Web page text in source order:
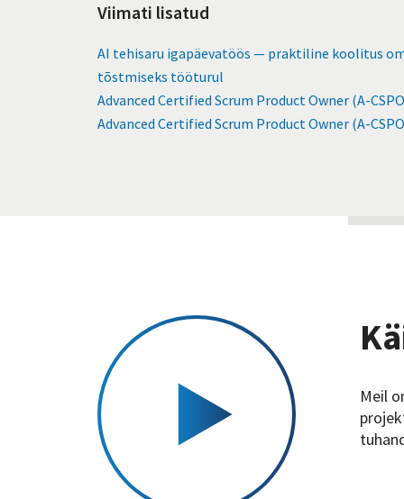
Viimati lisatud
AI tehisaru igapäevatöös — praktiline koolitus
tõstmiseks tööturul
Advanced Certified Scrum Product Owner (A-
Advanced Certified Scrum Product Owner (A-
Meil